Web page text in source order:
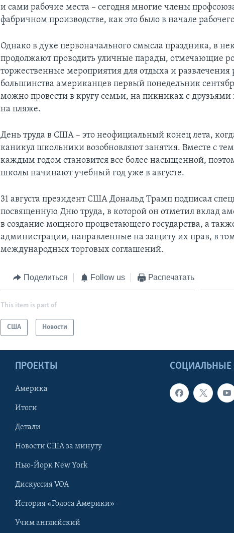
и сами рабочие места – сегодня многие члены
фабричном производстве, как это было в начале
Однако в духе первоначального смысла праздника, в
продолжают проводить уличные парады, отмечающие
торжественные мероприятия для отдыха и
большинства американцев первый понедельник
можно провести в кругу семьи, на пикниках с
на пляже.
День труда в США – это неофициальный конец лета,
каникул школьники возобновляют занятия. Вместе с
каждым годом становится все более насыщенной,
школы начинают учебный год уже в августе.
31 августа президент США Дональд Трамп подписал
посвященную Дню труда, в которой он отметил вклад
в создание мощного процветающего государства, а
администрации, направленные на защиту их прав, в
международных торговых соглашений.
Поделиться Follow us Распечатать
This item is part of
США Новости
СОЦИАЛЬНЫЕ
ПРОЕКТЫ
Америка
Итоги
Детали
Новости США за минуту
Нью-Йорк New York
Дискуссия VOA
История «Голоса Америки»
Учим английский